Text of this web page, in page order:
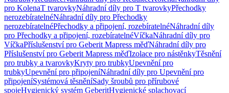
pro KolenaT tvarovkyNáhradní díly pro T tvarovkyPřechodky
nerozebíratelnéNáhradní díly pro Přechodky
nerozebíratelnéPřechodky a připojení, rozebíratelnéNáhradní díly
pro Přechodky a připojení, rozebíratelnéVíčkaNáhradní díly pro
VíčkaPříslušenství pro Geberit Mapress měďNáhradní díly pro
Příslušenství pro Geberit Mapress měďIzolace pro nástěnkyTěsnění
pro trubky a tvarovkyKryty pro trubkyUpevnění pro
trubkyUpevnění pro připojeníNáhradní díly pro Upevnění pro
připojeníSystémová těsněníSady šroubů pro přírubové
spojeHygienický systém GeberitHygienické splachovací